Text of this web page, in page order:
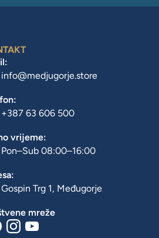
info@medjugorje.store
+387 63 606 500
vrijeme:
Pon–Sub 08:00–16:00
Gospin Trg 1, Međugorje
mreže